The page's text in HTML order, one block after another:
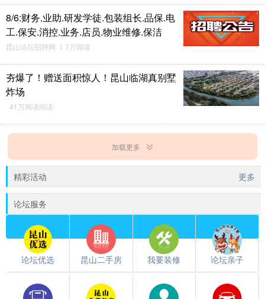
8/6:财务.业助.研发学徒.包装组长.品保.电
工.保安.消控.业务.店员.物业维修.保洁
昆山论坛招聘网 1.1万阅读
夯爆了！赠送面积惊人！昆山临湖真别墅
炸场
41万阅读阅读
加载更多
精彩活动 更多
论坛服务
论坛优选 昆山二手房 我要装修 论坛亲子